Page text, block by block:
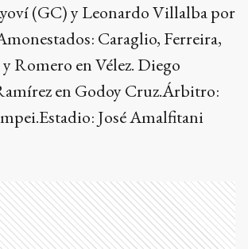
(GC) y Leonardo Villalba por
Caraglio, Ferreira,
y Romero en Vélez. Diego
en Godoy Cruz.Árbitro:
José Amalfitani